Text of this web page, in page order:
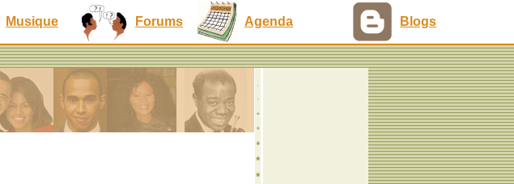
Musique Forums Agenda Blogs